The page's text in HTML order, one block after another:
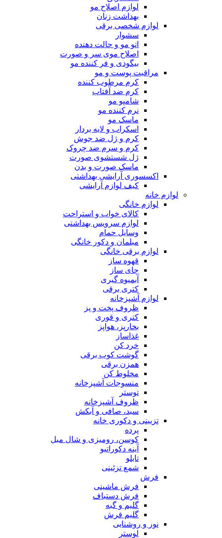
لوازم اصلاح مو
بهداشت زنان
لوازم شخصی برقی
سشوار
اتو مو و حالت دهنده
اصلاح موی سر و صورت
بیگودی و فر کننده مو
مراقبت پوست و مو
کرم مرطوب کننده
کرم ضد آفتاب
شامپو مو
نرم کننده مو
ماسک مو
اسکراب و لایه بردار
کرم و ژل ضد جوش
کرم و سرم ضد چروک
ژل شستشوی صورت
ماسک صورت و بدن
اکسسوری آرایشی بهداشتی
کیف لوازم آرایشی
لوازم خانه
لوازم خانگی
کالای خواب و استراحت
لوازم سرویس بهداشتی
وسایل حمام
مبلمان و دکور خانگی
لوازم برقی خانگی
قهوه ساز
چای ساز
آبمیوه گیری
کتری برقی
لوازم آشپزخانه
ظروف پخت و پز
کتری و قوری
بخارپز، هواپز
غذاساز
خرد کن
گوشت کوب برقی
همزن برقی
مخلوط کن
منسوجات آشپزخانه
توستر
ظروف آشپزخانه
سبد، صافی و آبکش
تزیینی و دکوری خانه
پرده
کوسن، رومیزی و شال مبل
آینه دکوراتیو
تابلو
شمع تزئینی
فرش
فرش ماشینی
فرش دستباف
گلیم و گبه
گلیم فرش
نور و روشنایی
لوستر